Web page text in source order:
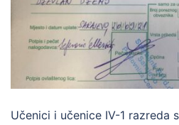
Učenici i učenice IV-1 razreda